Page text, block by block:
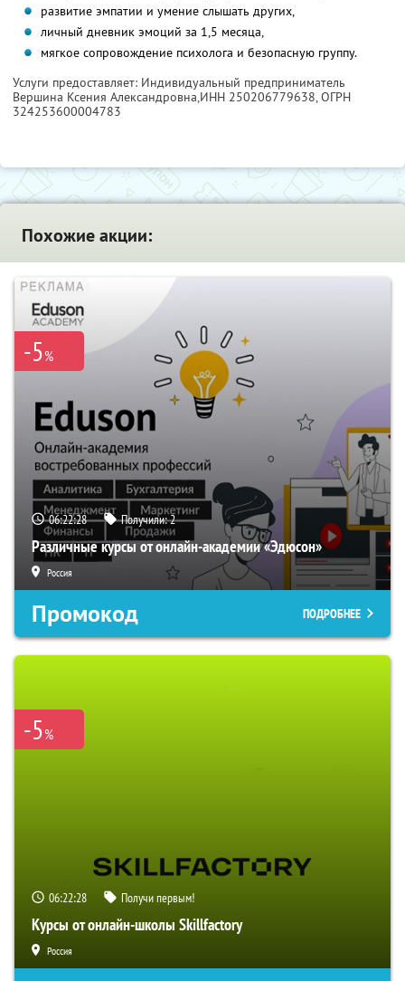
развитие эмпатии и умение слышать других,
личный дневник эмоций за 1,5 месяца,
мягкое сопровождение психолога и безопасную группу.
Услуги предоставляет: Индивидуальный предприниматель
Вершина Ксения Александровна,ИНН 250206779638, ОГРН
324253600004783
Похожие акции:
-5%
06:22:28 Получили:2
Различные курсы от онлайн-академии «Эдюсон»
Россия
Промокод ПОДРОБНЕЕ
-5%
06:22:28 Получи первым!
Курсы от онлайн-школы Skillfactory
Россия